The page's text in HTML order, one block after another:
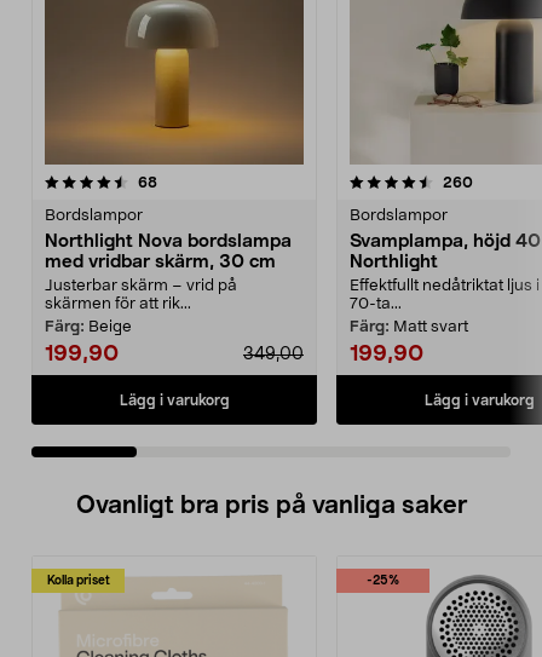
68recensioner
Bordslampor
Northlight Nova bordslampa
med vridbar skärm, 30 cm
Justerbar skärm – vrid på
skärmen för att rik...
Färg: Beige
199,90 349,00
Lägg i varukorg
4.5 av 5 stjärnor 260
Bordslampor
Svamplampa, höjd
Northlight
Effektfullt nedåtriktat ljus
70-ta...
Färg: Matt svart
199,90
Lägg i varukorg
4.5 av 5 stjärnor
Ovanligt bra pris på vanliga saker
Kolla priset -25%